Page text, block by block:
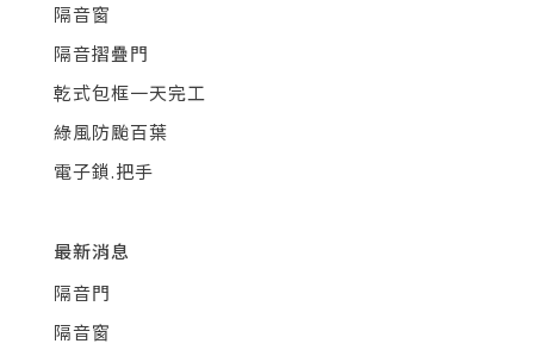
隔音窗
隔音摺疊門
乾式包框一天完工
綠風防颱百葉
電子鎖.把手
最新消息
隔音門
隔音窗